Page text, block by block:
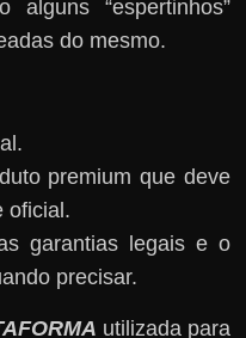
alguns “espertinhos”
do mesmo.
premium que deve
oficial.
garantias legais e o
precisar.
utilizada para